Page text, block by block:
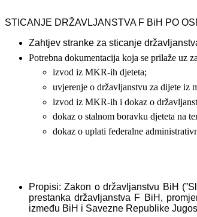
STICANJE DRŽAVLJANSTVA F BiH PO
Zahtjev stranke za sticanje
Potrebna dokumentacija koja se prilaže uz
izvod iz MKR-ih djeteta;
uvjerenje o državljanstvu za dijete iz
izvod iz MKR-ih i dokaz o
dokaz o stalnom boravku djeteta na
dokaz o uplati federalne
Propisi: Zakon o državljanstvu BiH
prestanka državljanstva F BiH,
između BiH i Savezne Republike